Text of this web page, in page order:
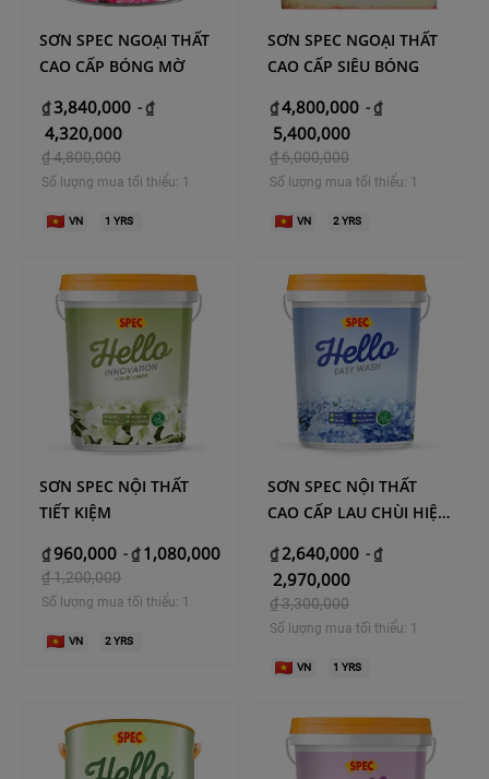
SƠN SPEC NGOẠI THẤT
CAO CẤP BÓNG MỜ
₫3,840,000 -₫
4,320,000
₫4,800,000
Số lượng mua tối thiểu: 1
VN 1 YRS
SƠN SPEC NGOẠI THẤT
CAO CẤP SIÊU BÓNG
₫4,800,000 -₫
5,400,000
₫6,000,000
Số lượng mua tối thiểu: 1
VN 2YRS
SƠN SPEC NỘI THẤT
TIẾT KIỆM
₫ 960,000 -₫ 1,080,000
₫1,200,000
Số lượng mua tối thiểu: 1
VN 2YRS
SƠN SPEC NỘI THẤT
CAO CẤP LAU CHÙI HIỆU
₫ 2,640,000 -₫
2,970,000
₫3,300,000
Số lượng mua tối thiểu: 1
VN 1 YRS